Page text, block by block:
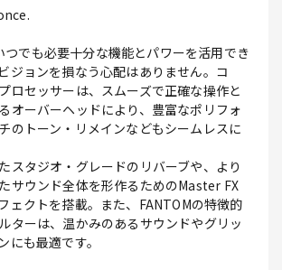
つでも必要十分な機能とパワーを活用でき
ジョンを損なう心配はありません。コ
ロセッサーは、スムーズで正確な操作と
オーバーヘッドにより、豊富なポリフォ
のトーン・リメインなどもシームレスに
スタジオ・グレードのリバーブや、より
サウンド全体を形作るためのMaster FX
ェクトを搭載。また、FANTOMの特徴的
ターは、温かみのあるサウンドやグリッ
にも最適です。